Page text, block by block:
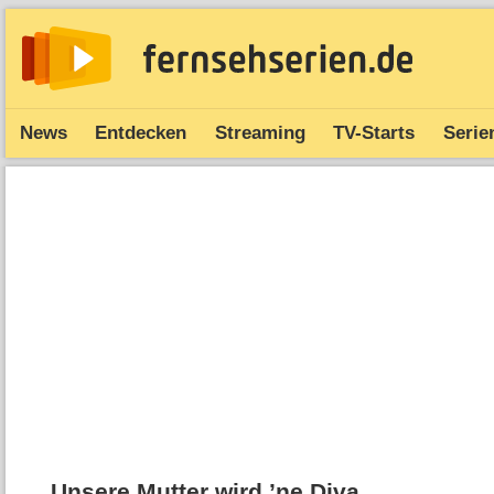
News Entdecken Streaming TV-Starts